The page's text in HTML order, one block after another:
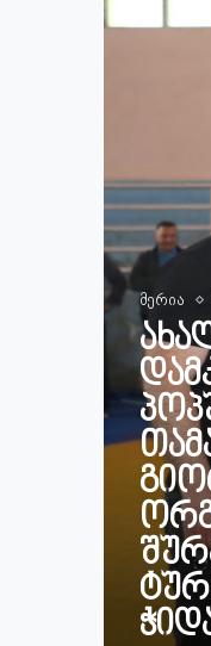
მერია